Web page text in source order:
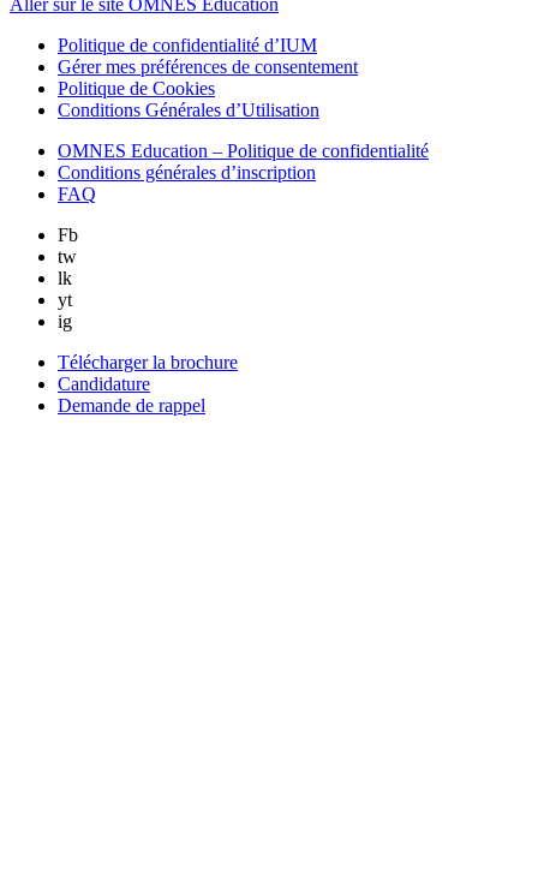
Aller sur le site OMNES Education
Politique de confidentialité d’IUM
Gérer mes préférences de consentement
Politique de Cookies
Conditions Générales d’Utilisation
OMNES Education – Politique de confidentialité
Conditions générales d’inscription
FAQ
Fb
tw
lk
yt
ig
Télécharger la brochure
Candidature
Demande de rappel